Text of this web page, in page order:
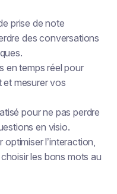
prise de note
des conversations
en temps réel pour
et mesurer vos
pour ne pas perdre
en visio.
l’interaction,
les bons mots au